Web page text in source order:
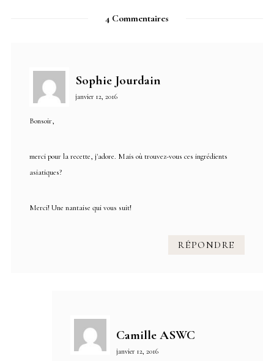
4 Commentaires
Sophie Jourdain
janvier 12, 2016
Bonsoir,
merci pour la recette, j'adore. Mais où trouvez-vous ces ingrédients
asiatiques?
Merci! Une nantaise qui vous suit!
RÉPONDRE
Camille ASWC
janvier 12, 2016